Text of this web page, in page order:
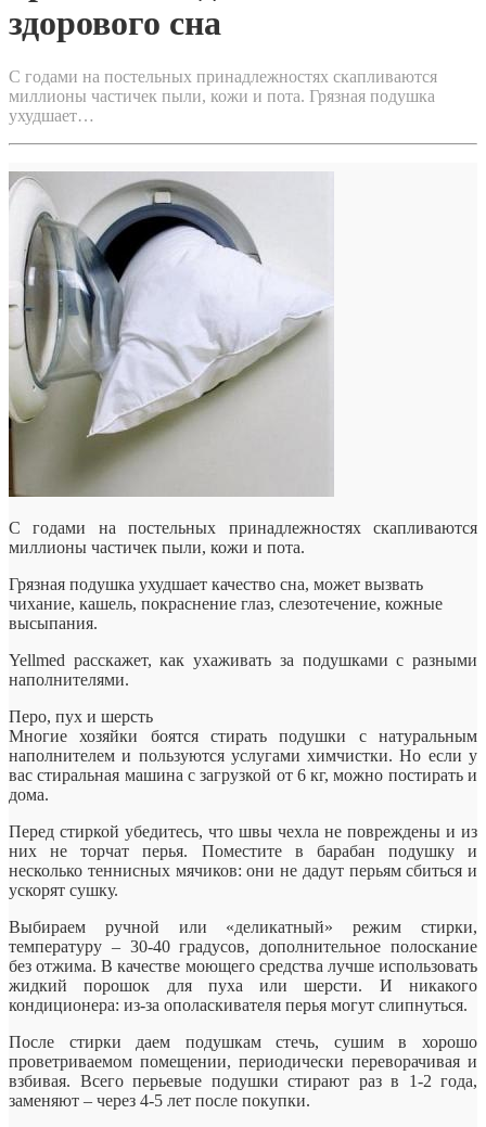
здорового сна
С годами на постельных принадлежностях скапливаются
миллионы частичек пыли, кожи и пота. Грязная подушка
ухудшает…
С годами на постельных принадлежностях скапливаются
миллионы частичек пыли, кожи и пота.
Грязная подушка ухудшает качество сна, может вызвать
чихание, кашель, покраснение глаз, слезотечение, кожные
высыпания.
Yellmed расскажет, как ухаживать за подушками с разными
наполнителями.
Перо, пух и шерсть
Многие хозяйки боятся стирать подушки с натуральным
наполнителем и пользуются услугами химчистки. Но если у
вас стиральная машина с загрузкой от 6 кг, можно постирать и
дома.
Перед стиркой убедитесь, что швы чехла не повреждены и из
них не торчат перья. Поместите в барабан подушку и
несколько теннисных мячиков: они не дадут перьям сбиться и
ускорят сушку.
Выбираем ручной или «деликатный» режим стирки,
температуру – 30-40 градусов, дополнительное полоскание
без отжима. В качестве моющего средства лучше использовать
жидкий порошок для пуха или шерсти. И никакого
кондиционера: из-за ополаскивателя перья могут слипнуться.
После стирки даем подушкам стечь, сушим в хорошо
проветриваемом помещении, периодически переворачивая и
взбивая. Всего перьевые подушки стирают раз в 1-2 года,
заменяют – через 4-5 лет после покупки.